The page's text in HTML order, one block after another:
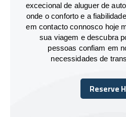
excecional de aluguer de
onde o conforto e a
em contacto connosco hoje
sua viagem e descubra
pessoas confiam em
necessidades de
Reserve
Reserve